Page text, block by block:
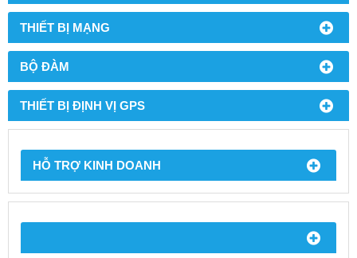
THIẾT BỊ MẠNG
BỘ ĐÀM
THIẾT BỊ ĐỊNH VỊ GPS
HỖ TRỢ KINH DOANH